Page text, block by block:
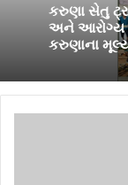
કરુણા સેતુ
અને આરોગ્ય
કરુણાના